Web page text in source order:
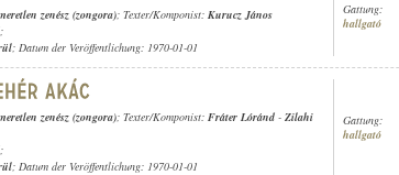
zenész (zongora); Texter/Komponist: Kurucz János
;
; Datum der Veröffentlichung: 1970-01-01
Gattung:
hallgató
zenész (zongora); Texter/Komponist: Fráter Lóránd - Zilahi
;
; Datum der Veröffentlichung: 1970-01-01
Gattung:
hallgató